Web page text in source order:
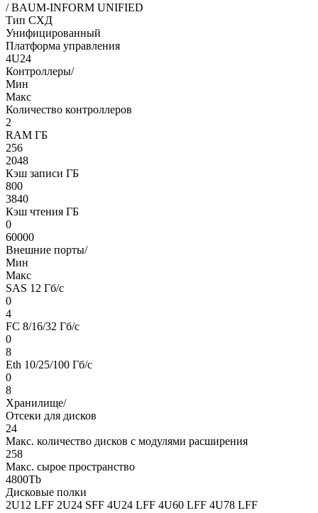
/BAUM-INFORM UNIFIED
Тип СХД
Унифицированный
Платформа управления
4U24
Контроллеры/
Мин
Макс
Количество контроллеров
2
RAM ГБ
256
2048
Кэш записи ГБ
800
3840
Кэш чтения ГБ
0
60000
Внешние порты/
Мин
Макс
SAS 12 Гб/c
0
4
FC 8/16/32 Гб/c
0
8
Eth 10/25/100 Гб/c
0
8
Хранилище/
Отсеки для дисков
24
Макс. количество дисков с модулями расширения
258
Макс. сырое пространство
4800Tb
Дисковые полки
2U12 LFF 2U24 SFF 4U24 LFF 4U60 LFF 4U78 LFF